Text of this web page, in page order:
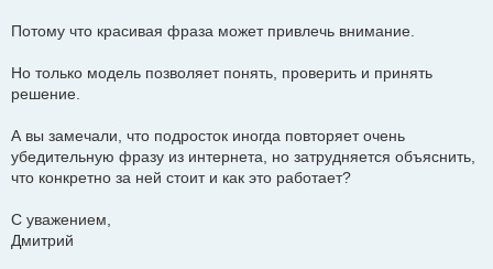
Потому что красивая фраза может привлечь внимание.
Но только модель позволяет понять, проверить и принять
решение.
А вы замечали, что подросток иногда повторяет очень
убедительную фразу из интернета, но затрудняется объяснить,
что конкретно за ней стоит и как это работает?
С уважением,
Дмитрий